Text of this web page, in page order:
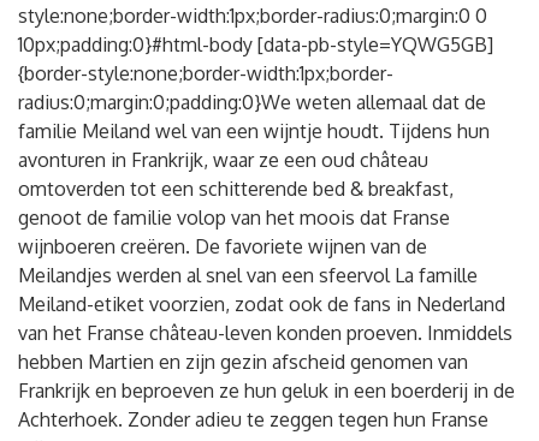
style:none;border-width:1px;border-radius:0;margin:0 0
10px;padding:0}#html-body [data-pb-style=YQWG5GB]
{border-style:none;border-width:1px;border-
radius:0;margin:0;padding:0}We weten allemaal dat de
familie Meiland wel van een wijntje houdt. Tijdens hun
avonturen in Frankrijk, waar ze een oud château
omtoverden tot een schitterende bed & breakfast,
genoot de familie volop van het moois dat Franse
wijnboeren creëren. De favoriete wijnen van de
Meilandjes werden al snel van een sfeervol La famille
Meiland-etiket voorzien, zodat ook de fans in Nederland
van het Franse château-leven konden proeven. Inmiddels
hebben Martien en zijn gezin afscheid genomen van
Frankrijk en beproeven ze hun geluk in een boerderij in de
Achterhoek. Zonder adieu te zeggen tegen hun Franse